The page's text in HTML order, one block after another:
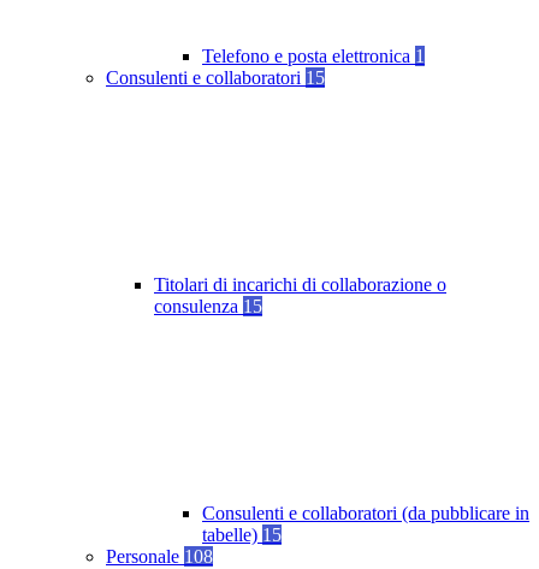
Telefono e posta elettronica 1
Consulenti e collaboratori 15
Titolari di incarichi di collaborazione o
consulenza 15
Consulenti e collaboratori (da pubblicare in
tabelle) 15
Personale 108